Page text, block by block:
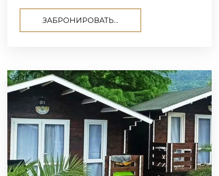
ЗАБРОНИРОВАТЬ...